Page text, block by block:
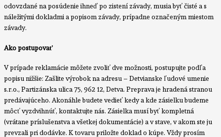
odovzdané na posúdenie ihneď po zistení závady, musia byť čisté a s
náležitými dokladmi a popisom závady, prípadne označeným miestom
závady.
Ako postupovať
V prípade reklamácie môžete zvoliť dve možnosti, postupujte podľa
popisu nižšie: Zašlite výrobok na adresu – Detvianske ľudové umenie
s.r.o., Partizánska ulica 75, 962 12, Detva. Preprava je hradená stranou
predávajúceho. Akonáhle budete vedieť kedy a kde zásielku budeme
môcť vyzdvihnúť, kontaktujte nás. Zásielka musí byť kompletná
(vrátane príslušenstva a všetkej dokumentácie) a v stave, v akom ste ju
prevzali pri dodávke. K tovaru priložte doklad o kúpe. Vždy prosím